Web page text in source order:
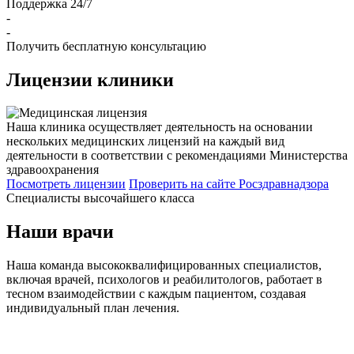
Поддержка 24/7
-
-
Получить бесплатную консультацию
Лицензии клиники
Наша клиника осуществляет деятельность на основании
нескольких медицинских лицензий на каждый вид
деятельности в соответствии с рекомендациями Министерства
здравоохранения
Посмотреть лицензии Проверить на сайте Росздравнадзора
Специалисты высочайшего класса
Наши врачи
Наша команда высококвалифицированных специалистов,
включая врачей, психологов и реабилитологов, работает в
тесном взаимодействии с каждым пациентом, создавая
индивидуальный план лечения.